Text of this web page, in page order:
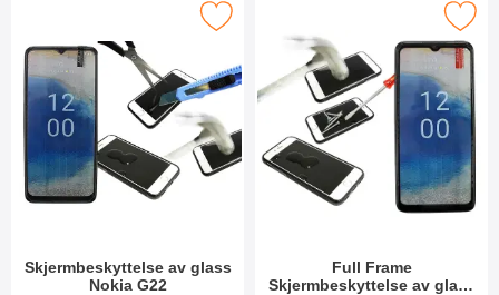
Skjermbeskyttelse av glass
Nokia G22
skjermbeskyttelse av glass Nokia G22 som favoritt
Full Frame
Skjermbeskyttelse av glass
Merk full Frame Skjermbeskyttelse